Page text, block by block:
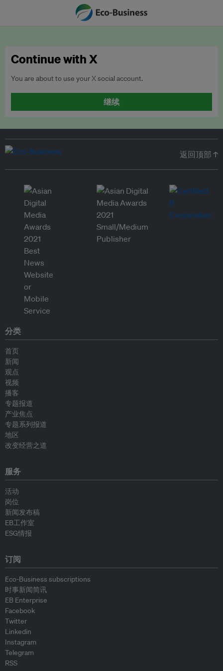
Continue with X
You are about to use your X social account.
继续
返回顶部 ↑
分类
首页
新闻
观点
视频
播客
专题报道
产业焦点
专题系列报道
地区
改变经营之道
服务
活动
岗位
新闻发布稿
EB工作室
ESG情报
订阅
Eco-Business subscriptions
时事新闻简讯
EB Enterprise
Facebook
Twitter
Linkedin
Instagram
Telegram
RSS